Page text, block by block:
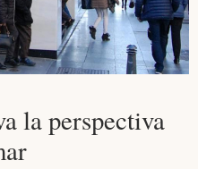
la perspectiva